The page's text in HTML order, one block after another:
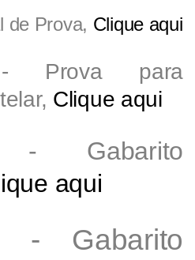
de Prova, Clique aqui
- Prova para
Clique aqui
- Gabarito
aqui
- Gabarito